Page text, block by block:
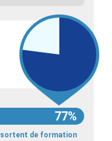
77%
sortent de formation